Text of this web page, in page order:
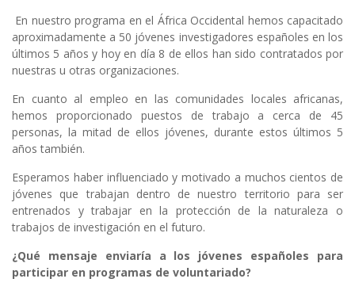
En nuestro programa en el África Occidental hemos capacitado
aproximadamente a 50 jóvenes investigadores españoles en los
últimos 5 años y hoy en día 8 de ellos han sido contratados por
nuestras u otras organizaciones.
En cuanto al empleo en las comunidades locales africanas,
hemos proporcionado puestos de trabajo a cerca de 45
personas, la mitad de ellos jóvenes, durante estos últimos 5
años también.
Esperamos haber influenciado y motivado a muchos cientos de
jóvenes que trabajan dentro de nuestro territorio para ser
entrenados y trabajar en la protección de la naturaleza o
trabajos de investigación en el futuro.
¿Qué mensaje enviaría a los jóvenes españoles para
participar en programas de voluntariado?